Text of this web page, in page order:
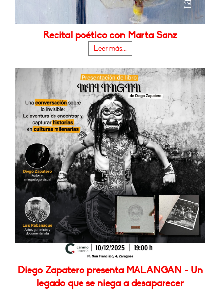
Recital poético con Marta Sanz
Leer más...
Diego Zapatero presenta MALANGAN - Un
legado que se niega a desaparecer